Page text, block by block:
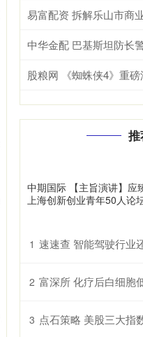
中期国际 【主旨演讲】应
上海创新创业青年50人论
1 速速查 智能驾驶行业
2 富深所 化疗后白细胞低怎
3 点石策略 美股三大指数集体收跌